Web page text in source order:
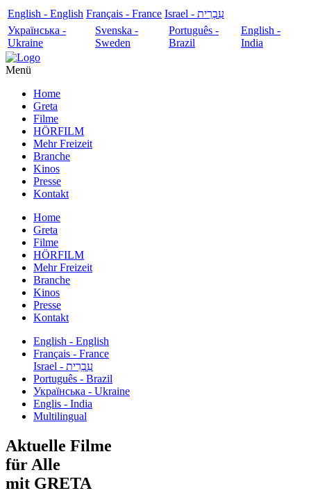
English - English Français - France
עִבְרִית - Israel
Українська -
Ukraine
Svenska -
Sweden
Português -
Brazil
English -
India
Menü
Home
Greta
Filme
HÖRFILM
Mehr Freizeit
Branche
Kinos
Presse
Kontakt
Home
Greta
Filme
HÖRFILM
Mehr Freizeit
Branche
Kinos
Presse
Kontakt
English - English
Français - France
עִבְרִית - Israel
Português - Brazil
Українська - Ukraine
Englis - India
Multilingual
Aktuelle Filme
für Alle
mit GRETA